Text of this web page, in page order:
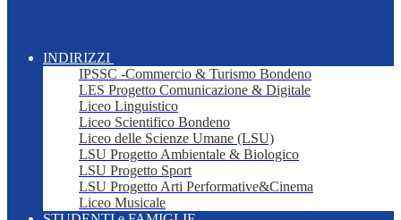
INDIRIZZI
IPSSC -Commercio & Turismo Bondeno
LES Progetto Comunicazione & Digitale
Liceo Linguistico
Liceo Scientifico Bondeno
Liceo delle Scienze Umane (LSU)
LSU Progetto Ambientale & Biologico
LSU Progetto Sport
LSU Progetto Arti Performative&Cinema
Liceo Musicale